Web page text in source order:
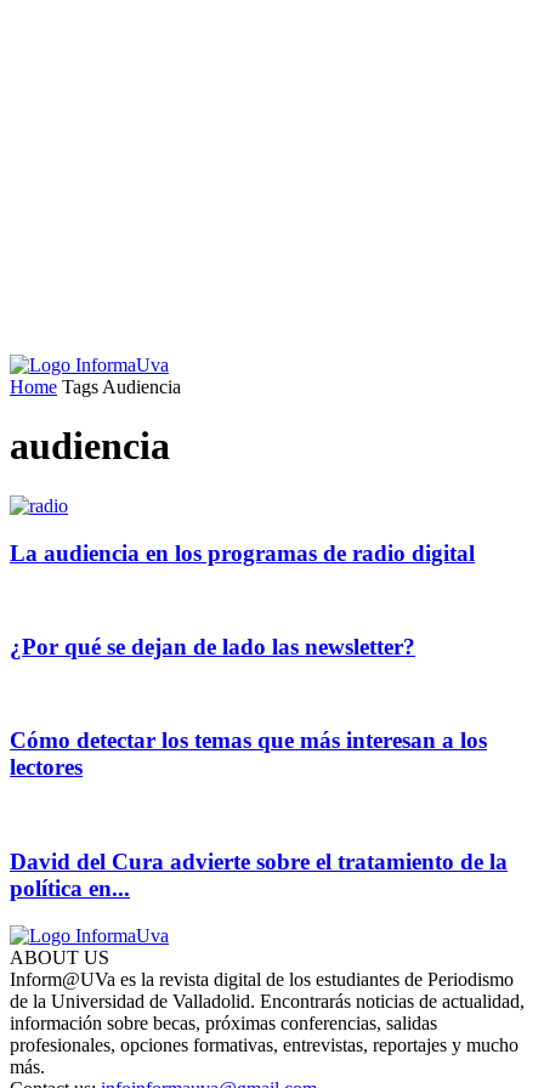
Home Tags Audiencia
audiencia
La audiencia en los programas de radio digital
¿Por qué se dejan de lado las newsletter?
Cómo detectar los temas que más interesan a los
lectores
David del Cura advierte sobre el tratamiento de la
política en...
ABOUT US
Inform@UVa es la revista digital de los estudiantes de Periodismo
de la Universidad de Valladolid. Encontrarás noticias de actualidad,
información sobre becas, próximas conferencias, salidas
profesionales, opciones formativas, entrevistas, reportajes y mucho
más.